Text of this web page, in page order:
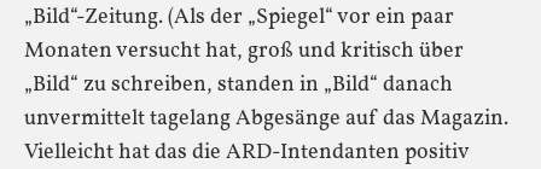
„Bild“-Zeitung. (Als der „Spiegel“ vor ein paar
Monaten versucht hat, groß und kritisch über
„Bild“ zu schreiben, standen in „Bild“ danach
unvermittelt tagelang Abgesänge auf das Magazin.
Vielleicht hat das die ARD-Intendanten positiv